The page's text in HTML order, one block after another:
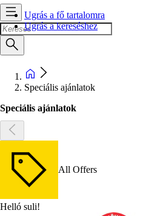
Ugrás a fő tartalomra
Ugrás a kereséshez
Speciális ajánlatok
Speciális ajánlatok
All Offers
Helló suli!